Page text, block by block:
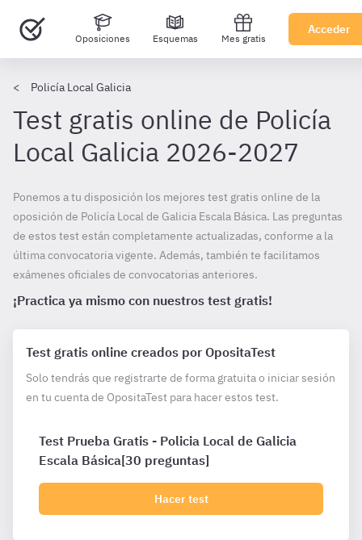
Oposiciones Esquemas Mes gratis
Acceder
Policía Local Galicia
Test gratis online de Policía
Local Galicia 2026-2027
Ponemos a tu disposición los mejores test gratis online de la
oposición de Policía Local de Galicia Escala Básica. Las preguntas
de estos test están completamente actualizadas, conforme a la
última convocatoria vigente. Además, también te facilitamos
exámenes oficiales de convocatorias anteriores.
¡Practica ya mismo con nuestros test gratis!
Test gratis online creados por OpositaTest
Solo tendrás que registrarte de forma gratuita o iniciar sesión
en tu cuenta de OpositaTest para hacer estos test.
Test Prueba Gratis - Policia Local de Galicia
Escala Básica[30 preguntas]
Hacer test